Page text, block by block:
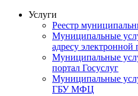
Услуги
Реестр
Муниципальные
адресу электронной
Муниципальные
портал Госуслуг
Муниципальные
ГБУ МФЦ